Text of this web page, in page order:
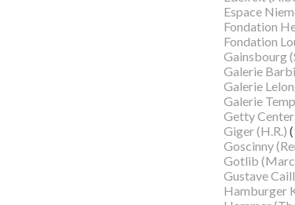
Espace
Fondation
Fondation
Gainsbourg
Galerie
Galerie
Galerie
Getty Center
Giger (H.R.)
Goscinny
Gotlib
Gustave
Hamburger